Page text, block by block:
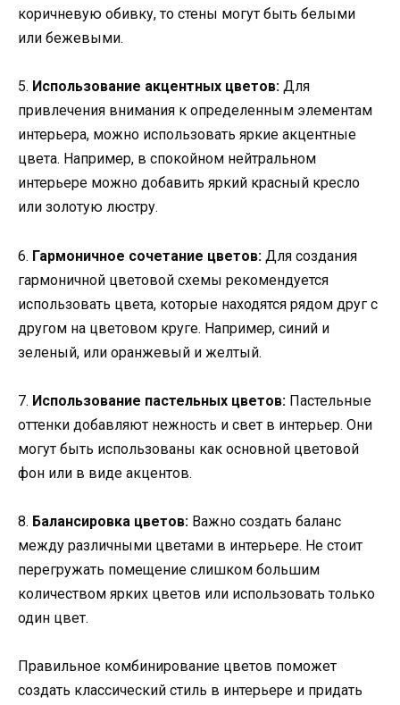
коричневую обивку, то стены могут быть белыми
или бежевыми.
5. Использование акцентных цветов: Для
привлечения внимания к определенным элементам
интерьера, можно использовать яркие акцентные
цвета. Например, в спокойном нейтральном
интерьере можно добавить яркий красный кресло
или золотую люстру.
6. Гармоничное сочетание цветов: Для создания
гармоничной цветовой схемы рекомендуется
использовать цвета, которые находятся рядом друг с
другом на цветовом круге. Например, синий и
зеленый, или оранжевый и желтый.
7. Использование пастельных цветов: Пастельные
оттенки добавляют нежность и свет в интерьер. Они
могут быть использованы как основной цветовой
фон или в виде акцентов.
8. Балансировка цветов: Важно создать баланс
между различными цветами в интерьере. Не стоит
перегружать помещение слишком большим
количеством ярких цветов или использовать только
один цвет.
Правильное комбинирование цветов поможет
создать классический стиль в интерьере и придать